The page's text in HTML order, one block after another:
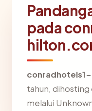
pada
tahun,
melalui